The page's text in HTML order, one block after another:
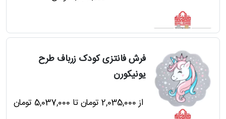
فرش فانتزی کودک زرباف طرح
یونیکورن
از 2,035,000 تومان تا 5,037,000 تومان